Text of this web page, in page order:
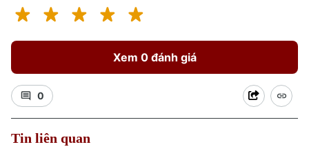
Xem 0 đánh giá
0
Tin liên quan